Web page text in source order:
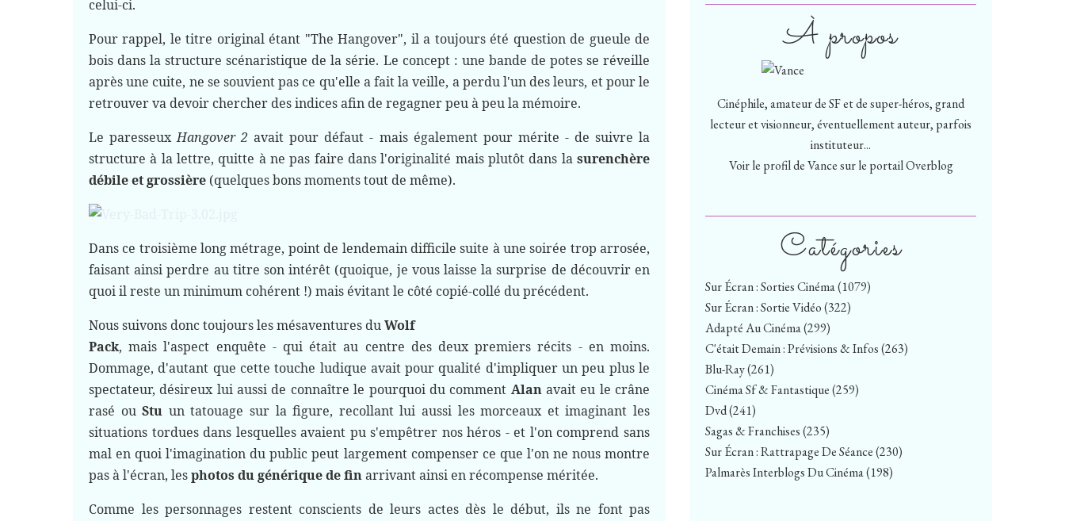
celui-ci.
Pour rappel, le titre original étant "The Hangover", il a toujours été question de gueule de
bois dans la structure scénaristique de la série. Le concept : une bande de potes se réveille
après une cuite, ne se souvient pas ce qu'elle a fait la veille, a perdu l'un des leurs, et pour le
retrouver va devoir chercher des indices afin de regagner peu à peu la mémoire.
Le paresseuxHangover 2 avait pour défaut - mais également pour mérite - de suivre la
structure à la lettre, quitte à ne pas faire dans l'originalité mais plutôt dans la surenchère
débile et grossière (quelques bons moments tout de même).
Dans ce troisième long métrage, point de lendemain difficile suite à une soirée trop arrosée,
faisant ainsi perdre au titre son intérêt (quoique, je vous laisse la surprise de découvrir en
quoi il reste un minimum cohérent !) mais évitant le côté copié-collé du précédent.
Nous suivons donc toujours les mésaventures duWolf
Pack, mais l'aspect enquête - qui était au centre des deux premiers récits - en moins.
Dommage, d'autant que cette touche ludique avait pour qualité d'impliquer un peu plus le
spectateur, désireux lui aussi de connaître le pourquoi du comment Alanavait eu le crâne
rasé ouStu un tatouage sur la figure, recollant lui aussi les morceaux et imaginant les
situations tordues dans lesquelles avaient pu s'empêtrer nos héros - et l'on comprend sans
mal en quoi l'imagination du public peut largement compenser ce que l'on ne nous montre
pas à l'écran, lesphotos du générique de finarrivant ainsi en récompense méritée.
Comme les personnages restent conscients de leurs actes dès le début, ils ne font pas
Catégories
Sur Écran : Sorties Cinéma(1079)
Sur Écran : Sortie Vidéo(322)
Adapté Au Cinéma(299)
C'était Demain : Prévisions & Infos(263)
Blu-Ray(261)
Cinéma Sf & Fantastique(259)
Dvd(241)
Sagas & Franchises(235)
Sur Écran : Rattrapage De Séance(230)
Palmarès Interblogs Du Cinéma(198)
À propos
Cinéphile, amateur de SF et de super-héros, grand
lecteur et visionneur, éventuellement auteur, parfois
instituteur...
Voir le profil deVancesur le portail Overblog